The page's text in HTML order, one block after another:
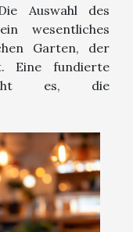
Auswahl des
wesentliches
Garten, der
Eine fundierte
es, die